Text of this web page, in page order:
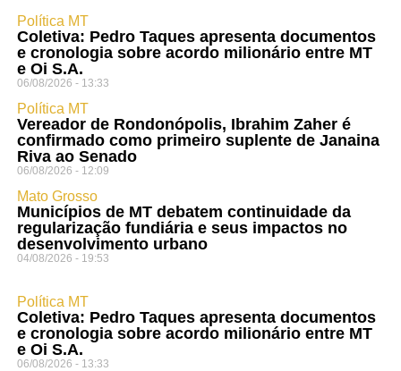
Política MT
Coletiva: Pedro Taques apresenta documentos
e cronologia sobre acordo milionário entre MT
e Oi S.A.
06/08/2026 - 13:33
Política MT
Vereador de Rondonópolis, Ibrahim Zaher é
confirmado como primeiro suplente de Janaina
Riva ao Senado
06/08/2026 - 12:09
Mato Grosso
Municípios de MT debatem continuidade da
regularização fundiária e seus impactos no
desenvolvimento urbano
04/08/2026 - 19:53
Política MT
Coletiva: Pedro Taques apresenta documentos
e cronologia sobre acordo milionário entre MT
e Oi S.A.
06/08/2026 - 13:33